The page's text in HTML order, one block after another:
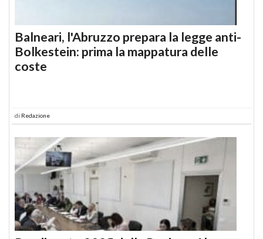
Balneari, l'Abruzzo prepara la legge anti-
Bolkestein: prima la mappatura delle
coste
di Redazione